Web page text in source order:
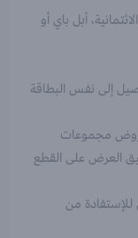
أبل باي أو
إلى نفس البطاقة
مجموعات
العرض على القطع
من